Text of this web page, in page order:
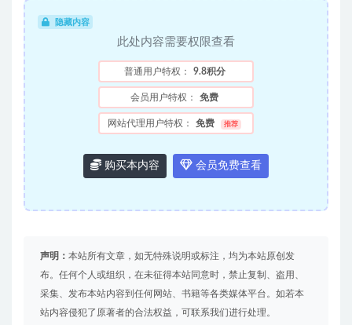
隐藏内容
此处内容需要权限查看
普通用户特权： 9.8积分
会员用户特权： 免费
网站代理用户特权： 免费 推荐
购买本内容 会员免费查看
声明： 本站所有文章，如无特殊说明或标注，均为本站原创发
布。任何个人或组织，在未征得本站同意时，禁止复制、盗用、
采集、发布本站内容到任何网站、书籍等各类媒体平台。如若本
站内容侵犯了原著者的合法权益，可联系我们进行处理。